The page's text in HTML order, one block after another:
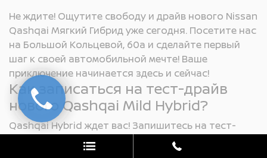
Не ждите! Ощутите свободу и драйв нового Nissan
Qashqai Мягкий Гибрид уже сегодня. Посетите нас
на Большой Кольцевой, 60а и сделайте первый
шаг к своей автомобильной мечте! Ваше
приключение начинается здесь и сейчас!
Как записаться на тест-драйв
нового Qashqai Mild Hybrid?
Qashqai Hybrid ждет вас! Запишитесь на тест-
драйв и почувствуйте, как:
Адреналин сливается с комфортом: